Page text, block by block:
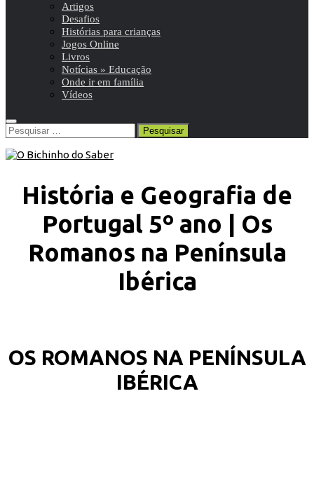
Artigos
Desafios
Histórias para crianças
Jogos Online
Livros
Notícias » Educação
Onde ir em família
Vídeos
Pesquisar
por:
História e Geografia de
Portugal 5º ano | Os
Romanos na Península
Ibérica
OS ROMANOS NA PENÍNSULA
IBÉRICA